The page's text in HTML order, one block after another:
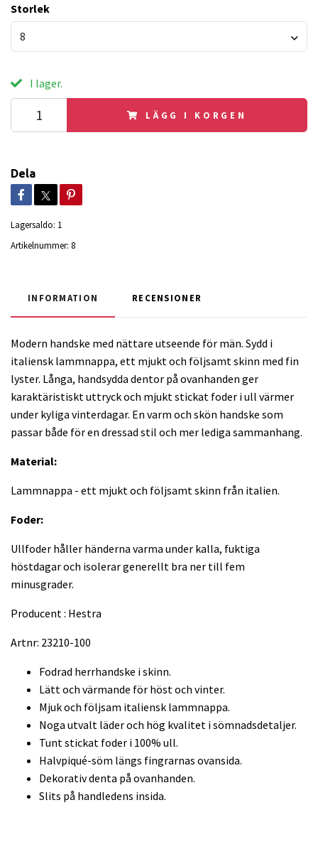
Storlek
8
I lager.
LÄGG I KORGEN
Dela
Lagersaldo: 1
Artikelnummer: 8
INFORMATION RECENSIONER
Modern handske med nättare utseende för män. Sydd i
italiensk lammnappa, ett mjukt och följsamt skinn med fin
lyster. Långa, handsydda dentor på ovanhanden ger
karaktäristiskt uttryck och mjukt stickat foder i ull värmer
under kyliga vinterdagar. En varm och skön handske som
passar både för en dressad stil och mer lediga sammanhang.
Material:
Lammnappa - ett mjukt och följsamt skinn från italien.
Foder:
Ullfoder håller händerna varma under kalla, fuktiga
höstdagar och isolerar generellt bra ner till fem
minusgrader.
Producent : Hestra
Artnr: 23210-100
Fodrad herrhandske i skinn.
Lätt och värmande för höst och vinter.
Mjuk och följsam italiensk lammnappa.
Noga utvalt läder och hög kvalitet i sömnadsdetaljer.
Tunt stickat foder i 100% ull.
Halvpiqué-söm längs fingrarnas ovansida.
Dekorativ denta på ovanhanden.
Slits på handledens insida.